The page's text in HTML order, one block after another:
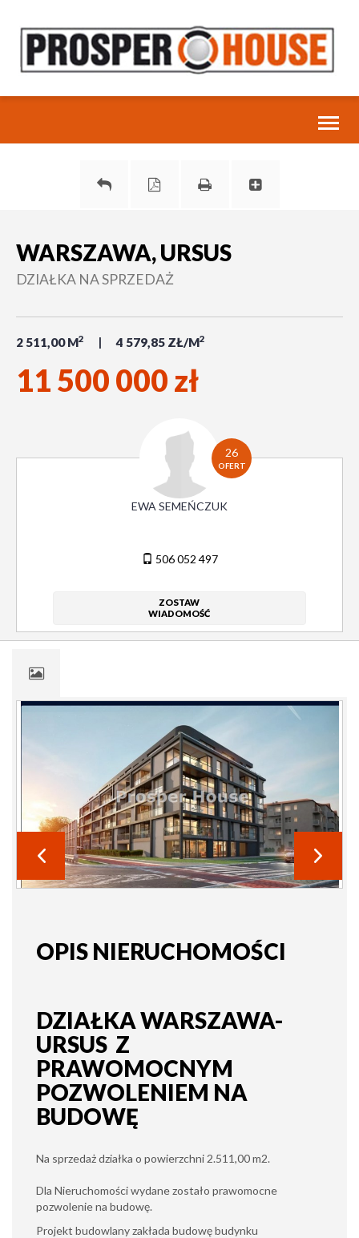
WARSZAWA, URSUS
DZIAŁKA NA SPRZEDAŻ
2 511,00 M2 4 579,85 ZŁ/M2
11 500 000 zł
26
OFERT
EWA SEMEŃCZUK
506 052 497
ZOSTAW
WIADOMOŚĆ
OPIS NIERUCHOMOŚCI
DZIAŁKA WARSZAWA-
URSUS Z
PRAWOMOCNYM
POZWOLENIEM NA
BUDOWĘ
Na sprzedaż działka o powierzchni 2.511,00 m2.
Dla Nieruchomości wydane zostało prawomocne
pozwolenie na budowę.
Projekt budowlany zakłada budowę budynku